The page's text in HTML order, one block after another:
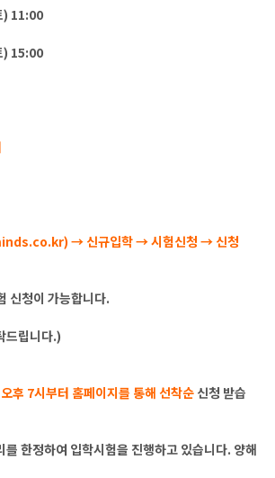
) 11:00
) 15:00
→ 신규입학 → 시험신청 → 신청
신청이 가능합니다.
드립니다.)
후 7시부터 홈페이지를 통해 선착순 신청 받습
를 한정하여 입학시험을 진행하고 있습니다. 양해